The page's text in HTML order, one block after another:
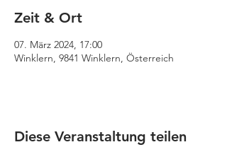
Zeit & Ort
07. März 2024, 17:00
Winklern, 9841 Winklern, Österreich
Diese Veranstaltung teilen